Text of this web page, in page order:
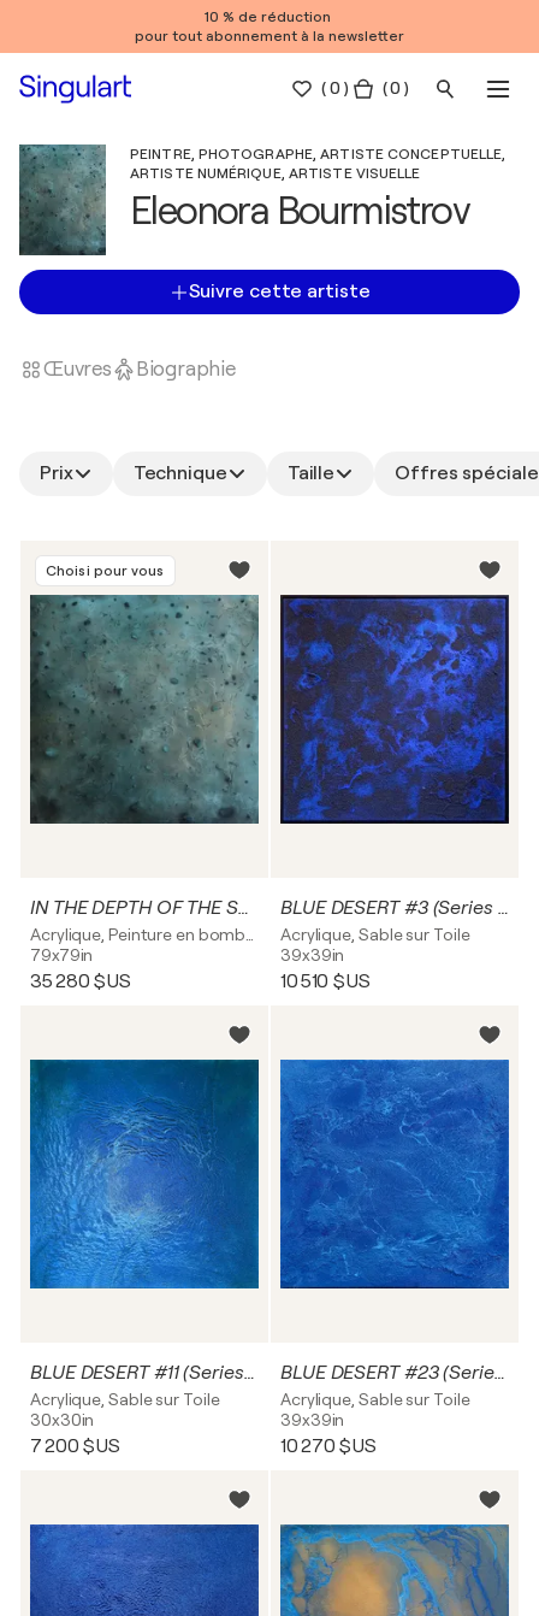
10 % de réduction
pour tout abonnement à la newsletter
(0 ) ( 0 )
PEINTRE, PHOTOGRAPHE, ARTISTE CONCEPTUELLE,
ARTISTE NUMÉRIQUE, ARTISTE VISUELLE
Eleonora Bourmistrov
Suivre cette artiste
Œuvres Biographie
Prix Technique Taille Offres
Choisi pour vous
IN THE DEPTH OF THE SEA
79x79in
35 280 $US
BLUE DESERT #3 (Series 1997)
Acrylique, Sable sur Toile
39x39in
10 510 $US
BLUE DESERT #11 (Series 2024)
Acrylique, Sable sur Toile
30x30in
7 200 $US
BLUE DESERT #23 (Series 2024)
Acrylique, Sable sur Toile
39x39in
10 270 $US